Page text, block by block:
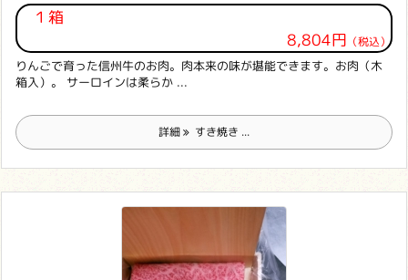
１箱
8,804円 （税込）
りんごで育った信州牛のお肉。肉本来の味が堪能できます。お肉（木
箱入）。 サーロインは柔らか ...
詳細 すき焼き ...